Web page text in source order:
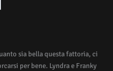
sia bella questa fattoria, ci
per bene. Lyndra e Franky